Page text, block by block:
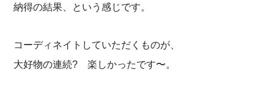
納得の結果、という感じです。
コーディネイトしていただくものが、
大好物の連続? 楽しかったです〜。